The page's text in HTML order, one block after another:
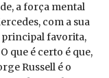
a força mental
com a sua
principal favorita,
que é certo é que,
Russell é o